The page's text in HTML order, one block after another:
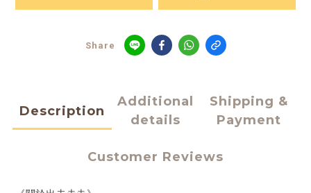
Share
Description
Additional
details
Shipping &
Payment
Customer Reviews